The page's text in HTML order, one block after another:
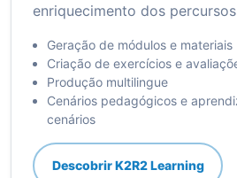
enriquecimento dos
Geração de módulos e materiais
Criação de exercícios e
Produção multilingue
Cenários pedagógicos e
cenários
Descobrir K2R2 Learning